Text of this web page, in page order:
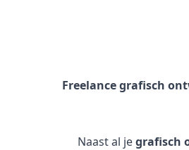
Freelance grafisch
Naast al jegrafisch